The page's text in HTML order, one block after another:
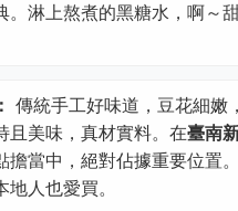
。淋上熬煮的黑糖水，啊～
傳統手工好味道，豆花細嫩
且美味，真材實料。在臺南
擔當中，絕對佔據重要位置
人也愛買。